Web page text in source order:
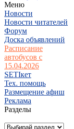
Меню
Новости
Новости читателей
Форум
Доска объявлений
Расписание
автобусов с
15.04.2026
SETIкет
Тех. помощь
Размещение афиш
Реклама
Разделы